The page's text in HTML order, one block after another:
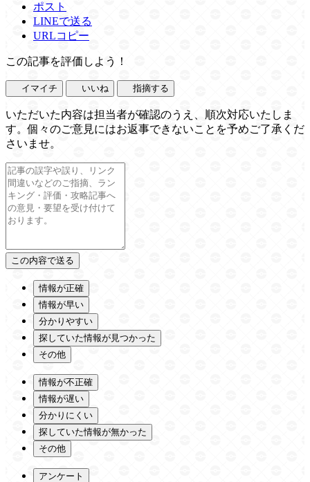
ポスト
LINEで送る
URLコピー
この記事を評価しよう！
イマイチ いいね 指摘する
いただいた内容は担当者が確認のうえ、順次対応いたしま
す。個々のご意見にはお返事できないことを予めご了承くだ
さいませ。
情報が正確
情報が早い
分かりやすい
探していた情報が見つかった
その他
情報が不正確
情報が遅い
分かりにくい
探していた情報が無かった
その他
アンケート